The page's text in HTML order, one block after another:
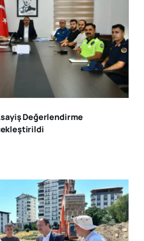
Değerlendirme